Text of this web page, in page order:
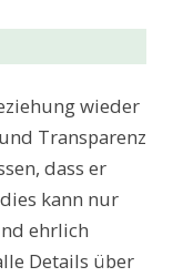
wieder
Transparenz
dass er
kann nur
ehrlich
Details über